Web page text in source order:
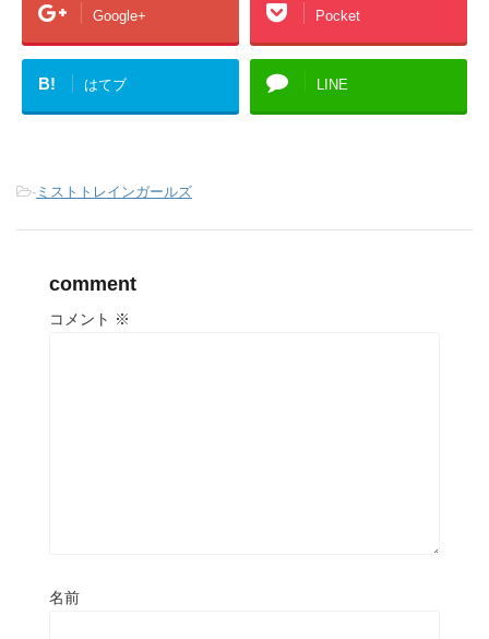
Google+ Pocket
B! はてブ LINE
- ミストトレインガールズ
comment
コメント ※
名前